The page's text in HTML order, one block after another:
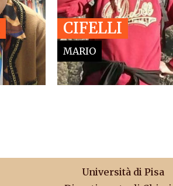
CIFELLI
MARIO
Università di Pisa